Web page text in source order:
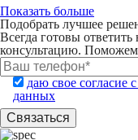
Показать больше
Подобрать лучшее
Всегда готовы
консультацию.
даю свое согласие
данных